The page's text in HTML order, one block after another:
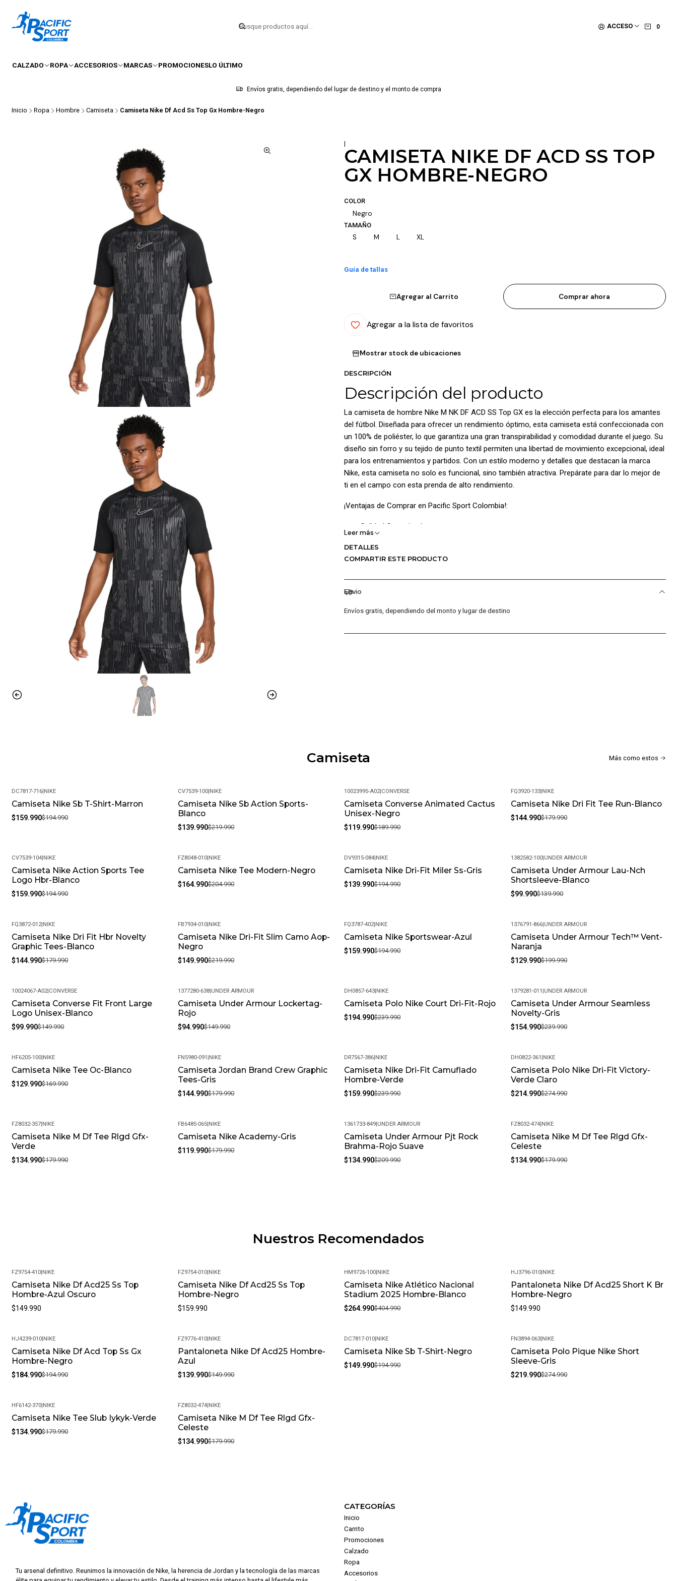
ACCESO 0
CALZADO ROPA ACCESORIOS MARCAS PROMOCIONESLO ÚLTIMO
Envíos gratis, dependiendo del lugar de destino y el monto de compra
Inicio Ropa Hombre Camiseta Camiseta Nike Df Acd Ss Top Gx Hombre-Negro
|
CAMISETA NIKE DF ACD SS TOP
GX HOMBRE-NEGRO
COLOR
Negro
TAMAÑO
S M L XL
Guía de tallas
Agregar al Carrito Comprar ahora
Agregar a la lista de favoritos
Mostrar stock de ubicaciones
DESCRIPCIÓN
Descripción del producto
La camiseta de hombre Nike M NK DF ACD SS Top GX es la elección perfecta para los amantes
del fútbol. Diseñada para ofrecer un rendimiento óptimo, esta camiseta está confeccionada con
un 100% de poliéster, lo que garantiza una gran transpirabilidad y comodidad durante el juego. Su
diseño sin forro y su tejido de punto textil permiten una libertad de movimiento excepcional, ideal
para los entrenamientos y partidos. Con un estilo moderno y detalles que destacan la marca
Nike, esta camiseta no solo es funcional, sino también atractiva. Prepárate para dar lo mejor de
ti en el campo con esta prenda de alto rendimiento.
¡Ventajas de Comprar en Pacific Sport Colombia!:
Calidad Garantizada.
Confianza Total.
Servicio al Cliente Premium.
Preguntas Frecuentes
Sí, todos nuestros productos son 100% originales. Somos distribuidores autorizados de la
Leer más
DETALLES
COMPARTIR ESTE PRODUCTO
Envio
Envíos gratis, dependiendo del monto y lugar de destino
Camiseta Más como estos
-18%
DC7817-716|NIKE
Camiseta Nike Sb T-Shirt-Marron
$159.990$194.990
-36%
CV7539-100|NIKE
Camiseta Nike Sb Action Sports-
Blanco
$139.990$219.990
-37%
10023995-A02|CONVERSE
Camiseta Converse Animated Cactus
Unisex-Negro
$119.990$189.990
-19%
FQ3920-133|NIKE
Camiseta Nike Dri Fit Tee Run-Blanco
$144.990$179.990
-18%
CV7539-104|NIKE
Camiseta Nike Action Sports Tee
Logo Hbr-Blanco
$159.990$194.990
-20%
FZ8048-010|NIKE
Camiseta Nike Tee Modern-Negro
$164.990$204.990
-28%
DV9315-084|NIKE
Camiseta Nike Dri-Fit Miler Ss-Gris
$139.990$194.990
-29%
1382582-100|UNDER ARMOUR
Camiseta Under Armour Lau-Nch
Shortsleeve-Blanco
$99.990$139.990
-19%
FQ3872-012|NIKE
Camiseta Nike Dri Fit Hbr Novelty
Graphic Tees-Blanco
$144.990$179.990
-32%
FB7934-010|NIKE
Camiseta Nike Dri-Fit Slim Camo Aop-
Negro
$149.990$219.990
-18%
FQ3787-402|NIKE
Camiseta Nike Sportswear-Azul
$159.990$194.990
-35%
1376791-866|UNDER ARMOUR
Camiseta Under Armour Tech™ Vent-
Naranja
$129.990$199.990
-33%
10024067-A02|CONVERSE
Camiseta Converse Fit Front Large
Logo Unisex-Blanco
$99.990$149.990
-37%
1377280-638|UNDER ARMOUR
Camiseta Under Armour Lockertag-
Rojo
$94.990$149.990
-19%
DH0857-643|NIKE
Camiseta Polo Nike Court Dri-Fit-Rojo
$194.990$239.990
-35%
1379281-011 |UNDER ARMOUR
Camiseta Under Armour Seamless
Novelty-Gris
$154.990$239.990
-24%
HF6205-100|NIKE
Camiseta Nike Tee Oc-Blanco
$129.990$169.990
-19%
FN5980-091 |NIKE
Camiseta Jordan Brand Crew Graphic
Tees-Gris
$144.990$179.990
-33%
DR7567-386|NIKE
Camiseta Nike Dri-Fit Camuflado
Hombre-Verde
$159.990$239.990
-22%
DH0822-361 |NIKE
Camiseta Polo Nike Dri-Fit Victory-
Verde Claro
$214.990$274.990
-25%
FZ8032-357|NIKE
Camiseta Nike M Df Tee Rlgd Gfx-
Verde
$134.990$179.990
-33%
FB6485-065|NIKE
Camiseta Nike Academy-Gris
$119.990$179.990
-36%
1361733-849|UNDER ARMOUR
Camiseta Under Armour Pjt Rock
Brahma-Rojo Suave
$134.990$209.990
-25%
FZ8032-474|NIKE
Camiseta Nike M Df Tee Rlgd Gfx-
Celeste
$134.990$179.990
Nuestros Recomendados
FZ9754-410|NIKE
Camiseta Nike Df Acd25 Ss Top
Hombre-Azul Oscuro
$149.990
FZ9754-010|NIKE
Camiseta Nike Df Acd25 Ss Top
Hombre-Negro
$159.990
-35%
HM9726-100|NIKE
Camiseta Nike Atlético Nacional
Stadium 2025 Hombre-Blanco
$264.990$404.990
HJ3796-010|NIKE
Pantaloneta Nike Df Acd25 Short K Br
Hombre-Negro
$149.990
-5%
HJ4239-010|NIKE
Camiseta Nike Df Acd Top Ss Gx
Hombre-Negro
$184.990$194.990
-7%
FZ9776-410|NIKE
Pantaloneta Nike Df Acd25 Hombre-
Azul
$139.990$149.990
-23%
DC7817-010|NIKE
Camiseta Nike Sb T-Shirt-Negro
$149.990$194.990
-20%
FN3894-063|NIKE
Camiseta Polo Pique Nike Short
Sleeve-Gris
$219.990$274.990
-25%
HF6142-370|NIKE
Camiseta Nike Tee Slub Iykyk-Verde
$134.990$179.990
-25%
FZ8032-474|NIKE
Camiseta Nike M Df Tee Rlgd Gfx-
Celeste
$134.990$179.990
Tu arsenal definitivo. Reunimos la innovación de Nike, la herencia de Jordan y la tecnología de las marcas
CATEGORÍAS
Inicio
Carrito
Promociones
Calzado
Ropa
Accesorios